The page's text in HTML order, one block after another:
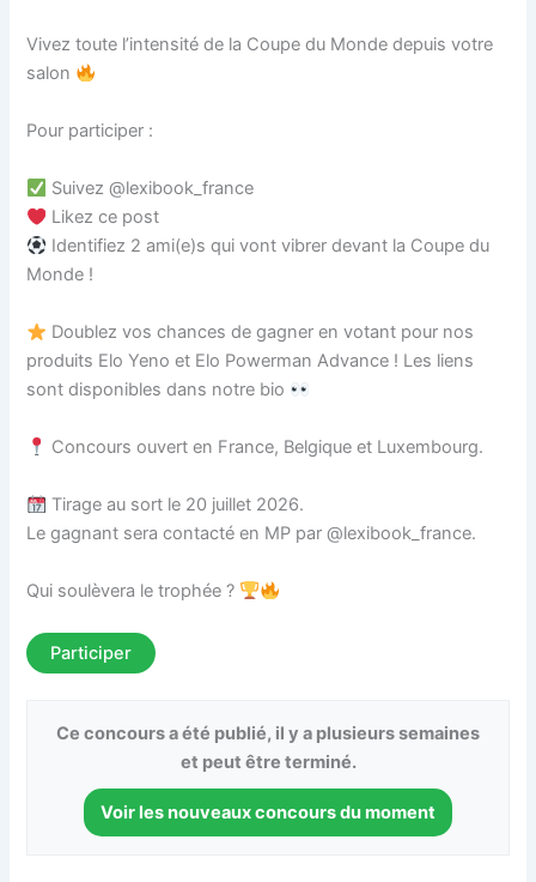
Vivez toute l’intensité de la Coupe du Monde depuis votre
salon
Pour participer :
Suivez @lexibook_france
Likez ce post
Identifiez 2 ami(e)s qui vont vibrer devant la Coupe du
Monde !
Doublez vos chances de gagner en votant pour nos
produits Elo Yeno et Elo Powerman Advance ! Les liens
sont disponibles dans notre bio
Concours ouvert en France, Belgique et Luxembourg.
Tirage au sort le 20 juillet 2026.
Le gagnant sera contacté en MP par @lexibook_france.
Qui soulèvera le trophée ?
Participer
Ce concours a été publié, il y a plusieurs semaines
et peut être terminé.
Voir les nouveaux concours du moment